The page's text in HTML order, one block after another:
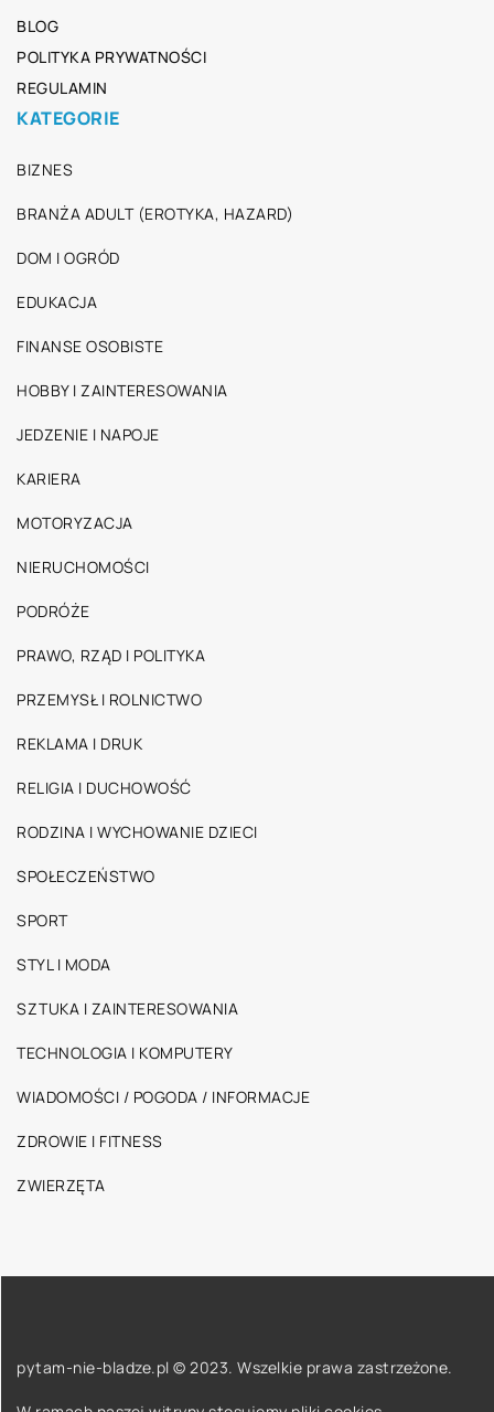
BLOG
POLITYKA PRYWATNOŚCI
REGULAMIN
KATEGORIE
BIZNES
BRANŻA ADULT (EROTYKA, HAZARD)
DOM I OGRÓD
EDUKACJA
FINANSE OSOBISTE
HOBBY I ZAINTERESOWANIA
JEDZENIE I NAPOJE
KARIERA
MOTORYZACJA
NIERUCHOMOŚCI
PODRÓŻE
PRAWO, RZĄD I POLITYKA
PRZEMYSŁ I ROLNICTWO
REKLAMA I DRUK
RELIGIA I DUCHOWOŚĆ
RODZINA I WYCHOWANIE DZIECI
SPOŁECZEŃSTWO
SPORT
STYL I MODA
SZTUKA I ZAINTERESOWANIA
TECHNOLOGIA I KOMPUTERY
WIADOMOŚCI / POGODA / INFORMACJE
ZDROWIE I FITNESS
ZWIERZĘTA
pytam-nie-bladze.pl © 2023. Wszelkie prawa zastrzeżone.